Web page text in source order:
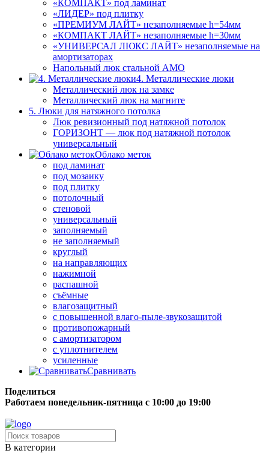
«КОМПАКТ» под ламинат
«ЛИДЕР» под плитку
«ПРЕМИУМ ЛАЙТ» незаполняемые h=54мм
«КОМПАКТ ЛАЙТ» незаполняемые h=30мм
«УНИВЕРСАЛ ЛЮКС ЛАЙТ» незаполняемые на
амортизаторах
Напольный люк стальной АМО
4. Металлические люки
Металлический люк на замке
Металлический люк на магните
5. Люки для натяжного потолка
Люк ревизионный под натяжной потолок
ГОРИЗОНТ — люк под натяжной потолок
универсальный
Облако меток
под ламинат
под мозаику
под плитку
потолочный
стеновой
универсальный
заполняемый
не заполняемый
круглый
на направляющих
нажимной
распашной
съёмные
влагозащитный
с повышенной влаго-пыле-звукозащитой
противопожарный
с амортизатором
с уплотнителем
усиленные
Сравнивать
Поделиться
Работаем понедельник-пятница с 10:00 до 19:00
В категории